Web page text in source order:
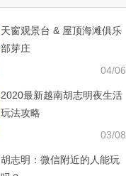
天窗观景台 & 屋顶海滩俱乐
部芽庄
04/06
2020最新越南胡志明夜生活
玩法攻略
03/08
胡志明：微信附近的人能玩